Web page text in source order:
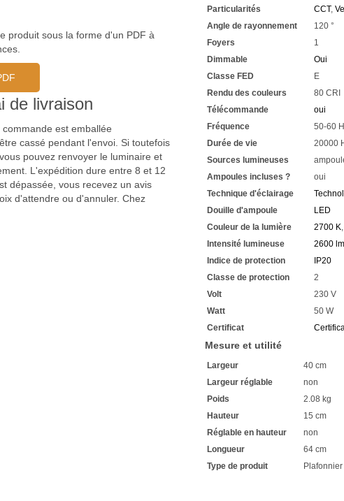
produit sous la forme d'un PDF à
de livraison
est emballée
cassé pendant l'envoi. Si toutefois
pouvez renvoyer le luminaire et
L'expédition dure entre 8 et 12
dépassée, vous recevez un avis
d'attendre ou d'annuler. Chez
Particularités CCT,
Angle de rayonnement
120 °
Foyers
1
Dimmable
Oui
Classe FED
E
Rendu des couleurs
80 CRI
Télécommande
oui
Fréquence
50-60
Durée de vie
20000
Sources lumineuses
Ampoules incluses ?
oui
Technique d'éclairage
Douille d'ampoule
LED
Couleur de la lumière
2700 K,
Intensité lumineuse
2600 lm
Indice de protection
IP20
Classe de protection
2
Volt
230 V
Watt
50 W
Certificat
Mesure et utilité
Largeur
40 cm
Largeur réglable
non
Poids
2.08 kg
Hauteur
15 cm
Réglable en hauteur
non
Longueur
64 cm
Type de produit
Plafonnier